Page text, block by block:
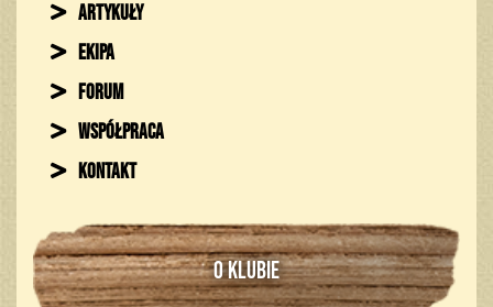
Artykuły
Ekipa
Forum
Współpraca
Kontakt
O KLUBIE